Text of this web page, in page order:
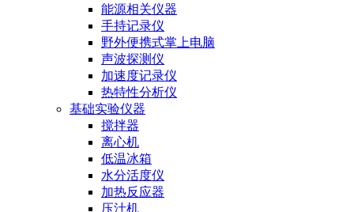
能源相关仪器
手持记录仪
野外便携式掌上电脑
声波探测仪
加速度记录仪
热特性分析仪
基础实验仪器
搅拌器
离心机
低温冰箱
水分活度仪
加热反应器
压汁机